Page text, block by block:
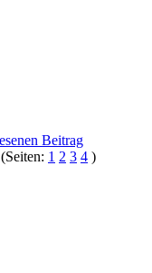
(Seiten: 1 2 3 4 )